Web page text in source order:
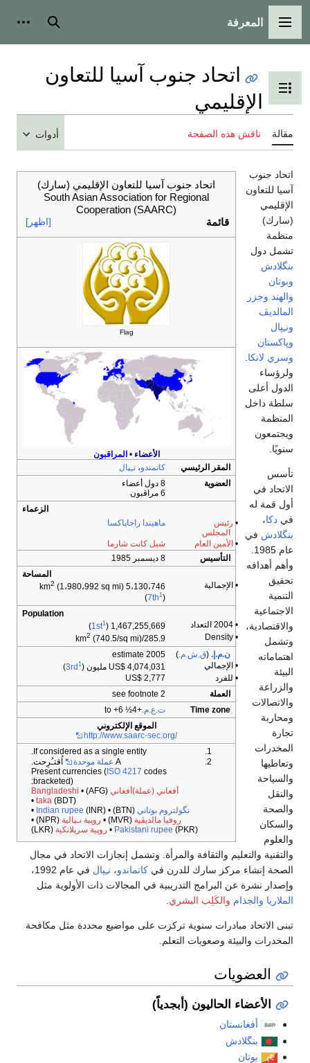
القائمة الرئيسية
المعرفة بحث
تبديل عرض جدول المحتويات
اتحاد جنوب آسيا للتعاون
الإقليمي
مقالة ناقش هذه الصفحة أدوات
اتحاد جنوب آسيا للتعاون الإقليمي (سارك)
South Asian Association for Regional
Cooperation (SAARC)
قائمة
[اظهر]
Flag
الأعضاء •المراقبون
المقر الرئيسي
كاتمندو،نـِپال
العضوية
8 دول أعضاء
6 مراقبون
الزعماء
• رئيس
المجلس
ماهيندا راجاپاكسا
• الأمين العام
شيل كانت شارما
التأسيس
8 ديسمبر 1985
المساحة
• الإجمالية
5،130،746 km 2 (1،980،992 sq mi)
(7th1)
Population
• 2004 التعداد
1,467,255,669 (
1st1
)
• Density
285.9/km
2 (740.5/sq mi)
ن.م.إ. (ق.ش.م.)
2005 estimate
• الإجمالي
US$ 4,074,031 مليون ( 3rd 1
)
• للفرد
US$ 2,777
العملة
see footnote 2
Time zone
ت.ع.م.+4½ to +6
الموقع الإلكتروني
http://www.saarc-sec.org/
If considered as a single entity.
A عملة موحدة
اُقتـُرِحت.
Present currencies (ISO 4217 codes
bracketed):
أفغاني (عملة)أفغاني (AFG) •
Bangladeshi
taka(BDT) •
نگولتروم بوتاني (BTN) •
Indian rupee (INR) •
روفيا مالديڤية (MVR) • روپية نـپالية (NPR) •
Pakistani rupee (PKR) • روپية سريلانكية (LKR)
اتحاد جنوب
آسيا للتعاون
الإقليمي
(سارك)
منظمة
تشمل دول
بنگلادش
وبوتان
والهند وجزر
المالديڤ
ونـِپال
وپاكستان
وسري لانكا
ولرؤساء
الدول أعلى
سلطة داخل
المنظمة
ويجتمعون
سنويًا.
تأسس
الاتحاد في
أول قمة له
في دكا،
بنگلادش في
وأهم أهدافه
تحقيق
التنمية
الاجتماعية
والاقتصادية،
وتشمل
اهتماماته
البيئة
والزراعة
والاتصالات
ومحاربة
تجارة
المخدرات
وتعاطيها
والسياحة
والنقل
والصحة
والسكان
والعلوم
والتقنية والتعليم والثقافة والمرأة. وتشمل إنجازات الاتحاد في مجال
الصحة إنشاء مركز سارك للدرن في كاتماندو، نـِپال
في عام 1992،
وإصدار نشرة عن البرامج التدريبية في المجالات ذات الأولوية مثل
الملاريا والجذام والكَلِب البشري
تبنى الاتحاد مبادرات سنوية تركزت على مواضيع محددة مثل مكافحة
المخدرات والبيئة وصعوبات التعلم.
العضويات
الأعضاء الحاليون (أبجدياً)
أفغانستان
بنگلادش
بوتان